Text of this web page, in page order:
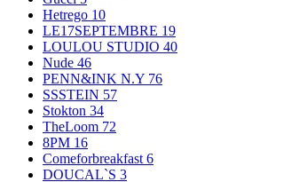
Hetrego 10
LE17SEPTEMBRE 19
LOULOU STUDIO 40
Nude 46
PENN&INK N.Y 76
SSSTEIN 57
Stokton 34
TheLoom 72
8PM 16
Comeforbreakfast 6
DOUCAL`S 3